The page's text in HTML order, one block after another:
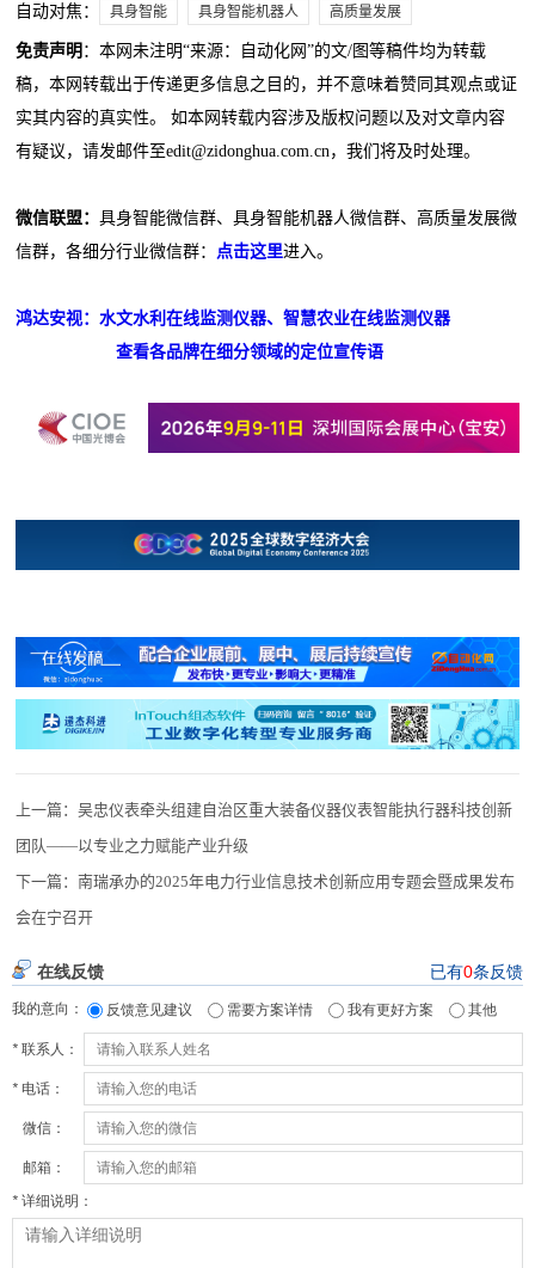
自动对焦： 具身智能 具身智能机器人 高质量发展
免责声明 ：本网未注明“来源：自动化网”的文/图等稿件均为转载
稿，本网转载出于传递更多信息之目的，并不意味着赞同其观点或证
实其内容的真实性。 如本网转载内容涉及版权问题以及对文章内容
有疑议，请发邮件至edit@zidonghua.com.cn，我们将及时处理。
微信联盟：具身智能微信群、具身智能机器人微信群、高质量发展微
信群，各细分行业微信群：
点击这里进入。
鸿达安视：水文水利在线监测仪器、智慧农业在线监测仪器
查看各品牌在细分领域的定位宣传语
上一篇：吴忠仪表牵头组建自治区重大装备仪器仪表智能执行器科技创新
团队——以专业之力赋能产业升级
下一篇：南瑞承办的2025年电力行业信息技术创新应用专题会暨成果发布
会在宁召开